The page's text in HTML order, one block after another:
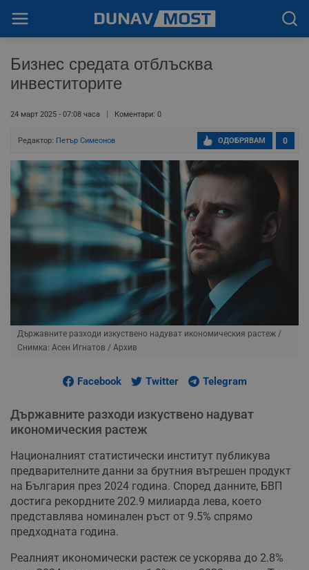
Бизнес средата отблъсква
инвеститорите
24 март 2025 - 07:08 часа Коментари: 0
Редактор: Петър Симеонов 0
ОДОБРЯВАМ
Държавните разходи изкуствено надуват икономическия растеж /
Снимка: Асен Игнатов / Архив
Facebook Twitter Telegram
Държавните разходи изкуствено надуват
икономическия растеж
Националният статистически институт публикува
предварителните данни за брутния вътрешен продукт
на България през 2024 година. Според данните, БВП
достига рекордните 202.9 милиарда лева, което
представлява номинален ръст от 9.5% спрямо
предходната година.
Реалният икономически растеж се ускорява до 2.8%